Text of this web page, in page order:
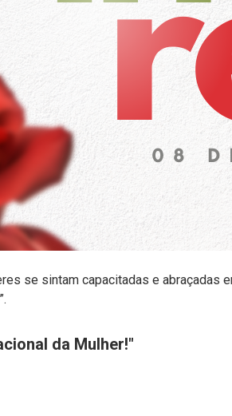
se sintam capacitadas e abraçadas
da Mulher!"